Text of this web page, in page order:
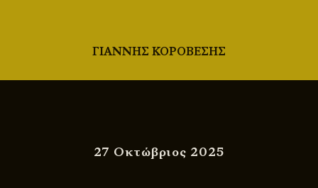
ΓΙΑΝΝΗΣ ΚΟΡΟΒΕΣΗΣ
27 Οκτώβριος 2025